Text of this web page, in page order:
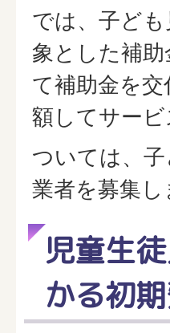
では、子ど
象とした補
て補助金を
額してサー
ついては、
業者を募集し
児童生
かる初